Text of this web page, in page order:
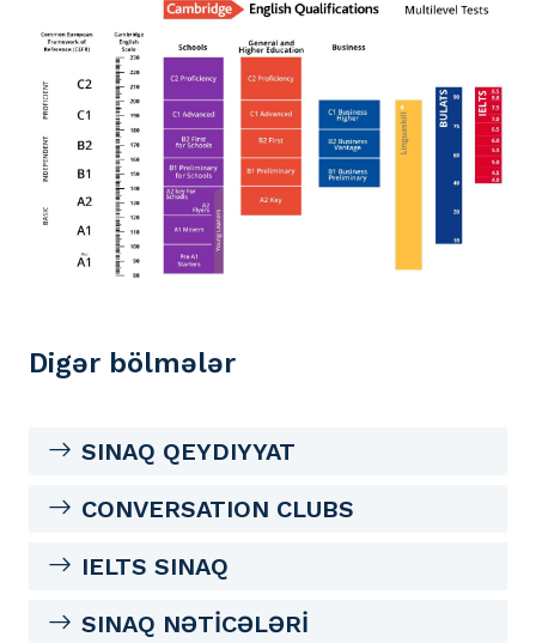
Digər bölmələr
SINAQ QEYDIYYAT
CONVERSATION CLUBS
IELTS SINAQ
SINAQ NƏTİCƏLƏRİ